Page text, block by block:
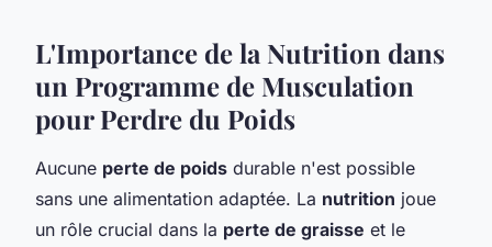
L'Importance de la Nutrition dans
un Programme de Musculation
pour Perdre du Poids
Aucune perte de poids durable n'est possible
sans une alimentation adaptée. La nutrition joue
un rôle crucial dans la perte de graisse et le